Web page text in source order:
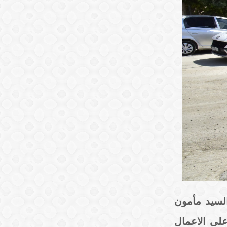
مأمون
على الاعمال